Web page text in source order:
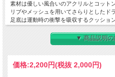
素材は優しい風合いのアクリルとコット
リブやメッシュを用いてさらりとしたド
足底は運動時の衝撃を吸収するクッショ
えるサポート機能を搭載して足への負担
また、口ゴム部分は高いフィット感を実
軽減するダブルヒールアップ仕様を採用
すっきりとしたくるぶし丈で見た目も履
ーンはもちろんジョギングやアウトドア
ベーシックなカラーリングでどんなコー
▼ 商品説明
価格:2,200円(税抜 2,000円)